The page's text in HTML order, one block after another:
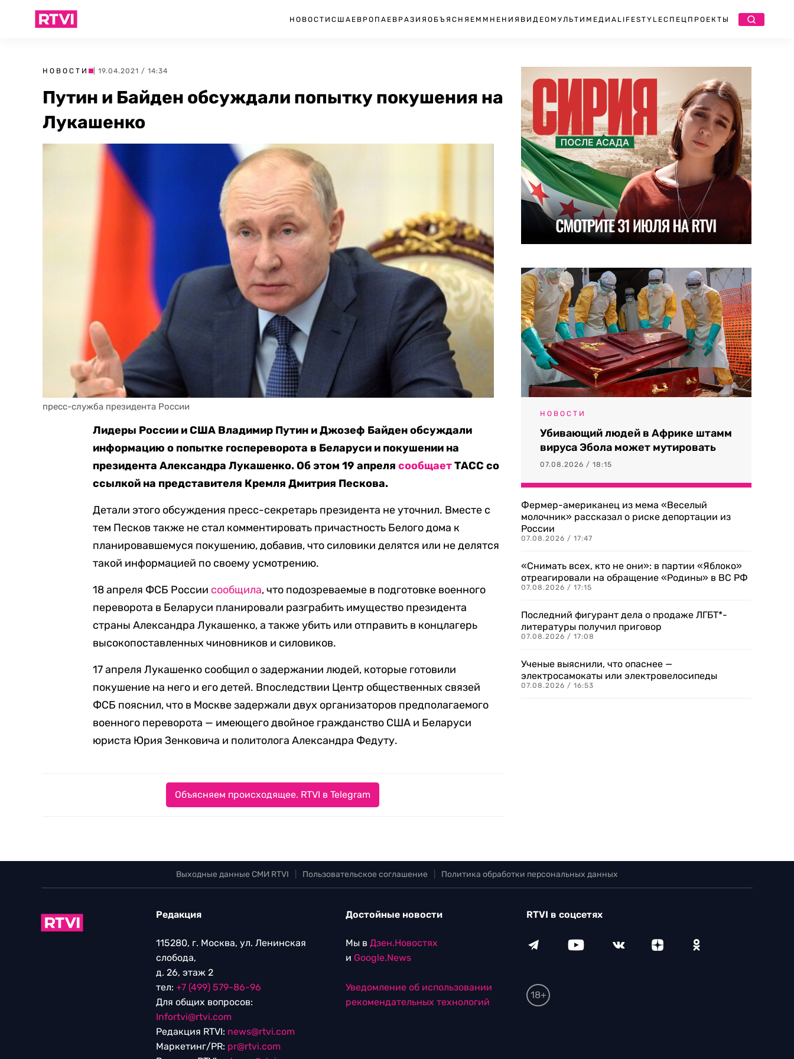
НОВОСТИ США ЕВРОПА ЕВРАЗИЯ ОБЪЯСНЯЕМ МНЕНИЯ ВИДЕО МУЛЬТИМЕДИА LIFESTYLEСПЕЦПРОЕКТЫ
НОВОСТИ | 19.04.2021 / 14:34
Путин и Байден обсуждали попытку покушения на
Лукашенко
пресс-служба президента России
Лидеры России и США Владимир Путин и Джозеф Байден обсуждали
информацию о попытке госпереворота в Беларуси и покушении на
президента Александра Лукашенко. Об этом 19 апрелясообщаетТАСС со
ссылкой на представителя Кремля Дмитрия Пескова.
Детали этого обсуждения пресс-секретарь президента не уточнил. Вместе с
тем Песков также не стал комментировать причастность Белого дома к
планировавшемуся покушению, добавив, что силовики делятся или не делятся
такой информацией по своему усмотрению.
18 апреля ФСБ России сообщила, что подозреваемые в подготовке военного
переворота в Беларуси планировали разграбить имущество президента
страны Александра Лукашенко, а также убить или отправить в концлагерь
высокопоставленных чиновников и силовиков.
17 апреля Лукашенко сообщил о задержании людей, которые готовили
покушение на него и его детей. Впоследствии Центр общественных связей
ФСБ пояснил, что в Москве задержали двух организаторов предполагаемого
военного переворота — имеющего двойное гражданство США и Беларуси
юриста Юрия Зенковича и политолога Александра Федуту.
Объясняем происходящее. RTVI в Telegram
НОВОСТИ
Убивающий людей в Африке штамм
вируса Эбола может мутировать
07.08.2026 / 18:15
Фермер-американец из мема «Веселый
молочник» рассказал о риске депортации из
России
07.08.2026 / 17:47
«Снимать всех, кто не они»: в партии «Яблоко»
отреагировали на обращение «Родины» в ВС РФ
07.08.2026 / 17:15
Последний фигурант дела о продаже ЛГБТ*-
литературы получил приговор
07.08.2026 / 17:08
Ученые выяснили, что опаснее —
электросамокаты или электровелосипеды
07.08.2026 / 16:53
Выходные данные СМИ RTVI Пользовательское соглашение Политика обработки персональных данных
Редакция
115280, г. Москва, ул. Ленинская
слобода,
д. 26, этаж 2
тел: +7 (499) 579-86-96
Для общих вопросов:
Infortvi@rtvi.com
Редакция RTVI: news@rtvi.com
Маркетинг/PR: pr@rtvi.com
Достойные новости
Мы в Дзен.Новостях
и Google.News
Уведомление об использовании
рекомендательных технологий
RTVI в соцсетях
18+